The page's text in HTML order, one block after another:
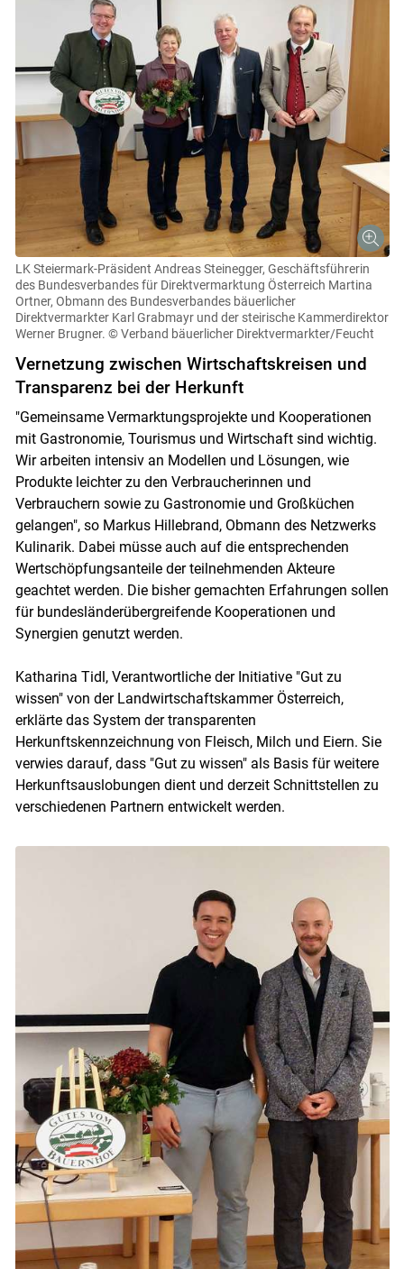
LK Steiermark-Präsident Andreas Steinegger, Geschäftsführerin
des Bundesverbandes für Direktvermarktung Österreich Martina
Ortner, Obmann des Bundesverbandes bäuerlicher
Direktvermarkter Karl Grabmayr und der steirische Kammerdirektor
Werner Brugner. © Verband bäuerlicher Direktvermarkter/Feucht
Vernetzung zwischen Wirtschaftskreisen und
Transparenz bei der Herkunft
"Gemeinsame Vermarktungsprojekte und Kooperationen
mit Gastronomie, Tourismus und Wirtschaft sind wichtig.
Wir arbeiten intensiv an Modellen und Lösungen, wie
Produkte leichter zu den Verbraucherinnen und
Verbrauchern sowie zu Gastronomie und Großküchen
gelangen", so Markus Hillebrand, Obmann des Netzwerks
Kulinarik. Dabei müsse auch auf die entsprechenden
Wertschöpfungsanteile der teilnehmenden Akteure
geachtet werden. Die bisher gemachten Erfahrungen sollen
für bundesländerübergreifende Kooperationen und
Synergien genutzt werden.
Katharina Tidl, Verantwortliche der Initiative "Gut zu
wissen" von der Landwirtschaftskammer Österreich,
erklärte das System der transparenten
Herkunftskennzeichnung von Fleisch, Milch und Eiern. Sie
verwies darauf, dass "Gut zu wissen" als Basis für weitere
Herkunftsauslobungen dient und derzeit Schnittstellen zu
verschiedenen Partnern entwickelt werden.